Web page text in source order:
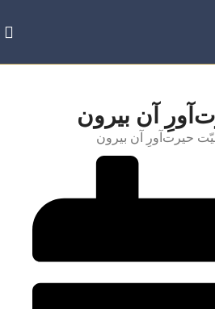
آن بیرون
حیرت‌آورِ آن بیرون